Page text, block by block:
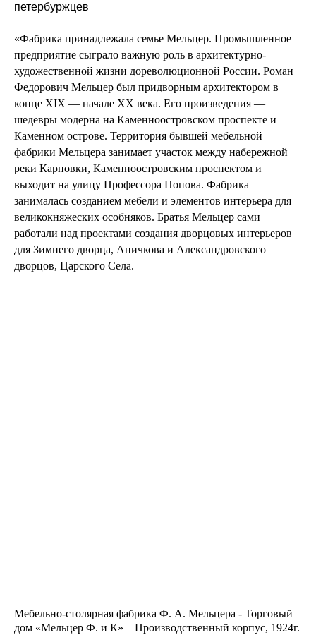
петербуржцев
«Фабрика принадлежала семье Мельцер. Промышленное
предприятие сыграло важную роль в архитектурно-
художественной жизни дореволюционной России. Роман
Федорович Мельцер был придворным архитектором в
конце XIX — начале XX века. Его произведения —
шедевры модерна на Каменноостровском проспекте и
Каменном острове. Территория бывшей мебельной
фабрики Мельцера занимает участок между набережной
реки Карповки, Каменноостровским проспектом и
выходит на улицу Профессора Попова. Фабрика
занималась созданием мебели и элементов интерьера для
великокняжеских особняков. Братья Мельцер сами
работали над проектами создания дворцовых интерьеров
для Зимнего дворца, Аничкова и Александровского
дворцов, Царского Села.
Мебельно-столярная фабрика Ф. А. Мельцера - Торговый
дом «Мельцер Ф. и К» – Производственный корпус, 1924г.